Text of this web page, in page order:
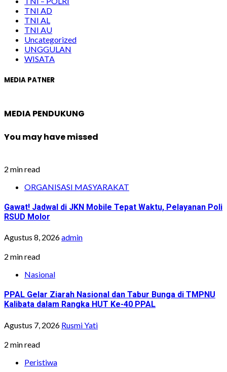
TNI AD
TNI AL
TNI AU
Uncategorized
UNGGULAN
WISATA
MEDIA PATNER
MEDIA PENDUKUNG
You may have missed
2 min read
ORGANISASI MASYARAKAT
Gawat! Jadwal di JKN Mobile Tepat Waktu, Pelayanan Poli
RSUD Molor
Agustus 8, 2026admin
2 min read
Nasional
PPAL Gelar Ziarah Nasional dan Tabur Bunga di TMPNU
Kalibata dalam Rangka HUT Ke-40 PPAL
Agustus 7, 2026 Rusmi Yati
2 min read
Peristiwa